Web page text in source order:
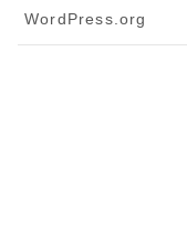
WordPress.org